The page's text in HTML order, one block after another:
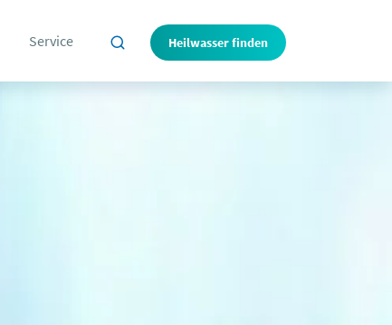
Service Heilwasser finden